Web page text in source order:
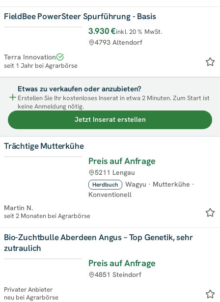
FieldBee PowerSteer Spurführung - Basis
3.930 €inkl. 20 % MwSt.
4793 Altendorf
Terra Innovation
seit 1 Jahr bei Agrarbörse
Etwas zu verkaufen oder anzubieten?
Erstellen Sie Ihr kostenloses Inserat in etwa 2 Minuten. Zum Start ist
keine Anmeldung nötig.
Jetzt Inserat erstellen
Trächtige Mutterkühe
Preis auf Anfrage
Herdbuch Wagyu · Mutterkühe ·
Konventionell
5211 Lengau
Martin N.
seit 2 Monaten bei Agrarbörse
Bio-Zuchtbulle Aberdeen Angus – Top Genetik, sehr
zutraulich
Preis auf Anfrage
4851 Steindorf
Privater Anbieter
neu bei Agrarbörse